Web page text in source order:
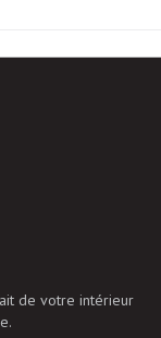
de votre intérieur